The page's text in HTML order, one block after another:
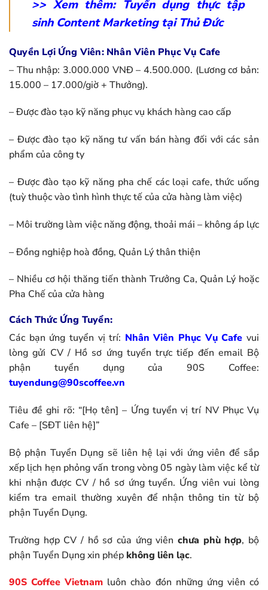
>> Xem thêm: Tuyển dụng thực tập
sinh Content Marketing tại Thủ Đức
Quyền Lợi Ứng Viên: Nhân Viên Phục Vụ Cafe
– Thu nhập: 3.000.000 VNĐ – 4.500.000. (Lương cơ bản:
15.000 – 17.000/giờ + Thưởng).
– Được đào tạo kỹ năng phục vụ khách hàng cao cấp
– Được đào tạo kỹ năng tư vấn bán hàng đối với các sản
phẩm của công ty
– Được đào tạo kỹ năng pha chế các loại cafe, thức uống
(tuỳ thuộc vào tình hình thực tế của cửa hàng làm việc)
– Môi trường làm việc năng động, thoải mái – không áp lực
– Đồng nghiệp hoà đồng, Quản Lý thân thiện
– Nhiều cơ hội thăng tiến thành Trưởng Ca, Quản Lý hoặc
Pha Chế của cửa hàng
Cách Thức Ứng Tuyển:
Các bạn ứng tuyển vị trí: Nhân Viên Phục Vụ Cafe vui
lòng gửi CV / Hồ sơ ứng tuyển trực tiếp đến email Bộ
phận tuyển dụng của 90S Coffee:
tuyendung@90scoffee.vn
Tiêu đề ghi rõ: “[Họ tên] – Ứng tuyển vị trí NV Phục Vụ
Cafe – [SĐT liên hệ]”
Bộ phận Tuyển Dụng sẽ liên hệ lại với ứng viên để sắp
xếp lịch hẹn phỏng vấn trong vòng 05 ngày làm việc kể từ
khi nhận được CV / hồ sơ ứng tuyển. Ứng viên vui lòng
kiểm tra email thường xuyên để nhận thông tin từ bộ
phận Tuyển Dụng.
Trường hợp CV / hồ sơ của ứng viên chưa phù hợp, bộ
phận Tuyển Dụng xin phép không liên lạc.
90S Coffee Vietnam luôn chào đón những ứng viên có